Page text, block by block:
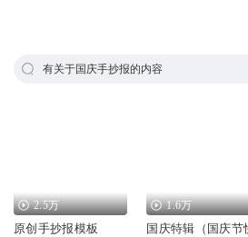
有关于国庆手抄报的内容
2.5万
原创手抄报模板
1.6万
国庆特辑（国庆节